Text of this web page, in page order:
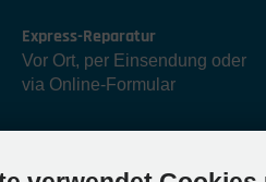
Express-Reparatur
Vor Ort, per Einsendung oder
via Online-Formular